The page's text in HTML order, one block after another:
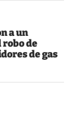
a un
robo de
de gas